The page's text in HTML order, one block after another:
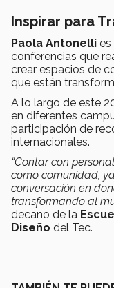
Inspirar para
Paola Antonelli es
conferencias que
crear espacios de
que están
A lo largo de este
en diferentes
participación de
internacionales.
“Contar con
como comunidad,
conversación en
transformando al
decano de la
Diseño del Tec.